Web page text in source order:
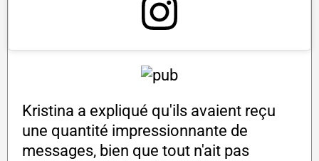
Kristina a expliqué qu'ils avaient reçu
une quantité impressionnante de
messages, bien que tout n'ait pas